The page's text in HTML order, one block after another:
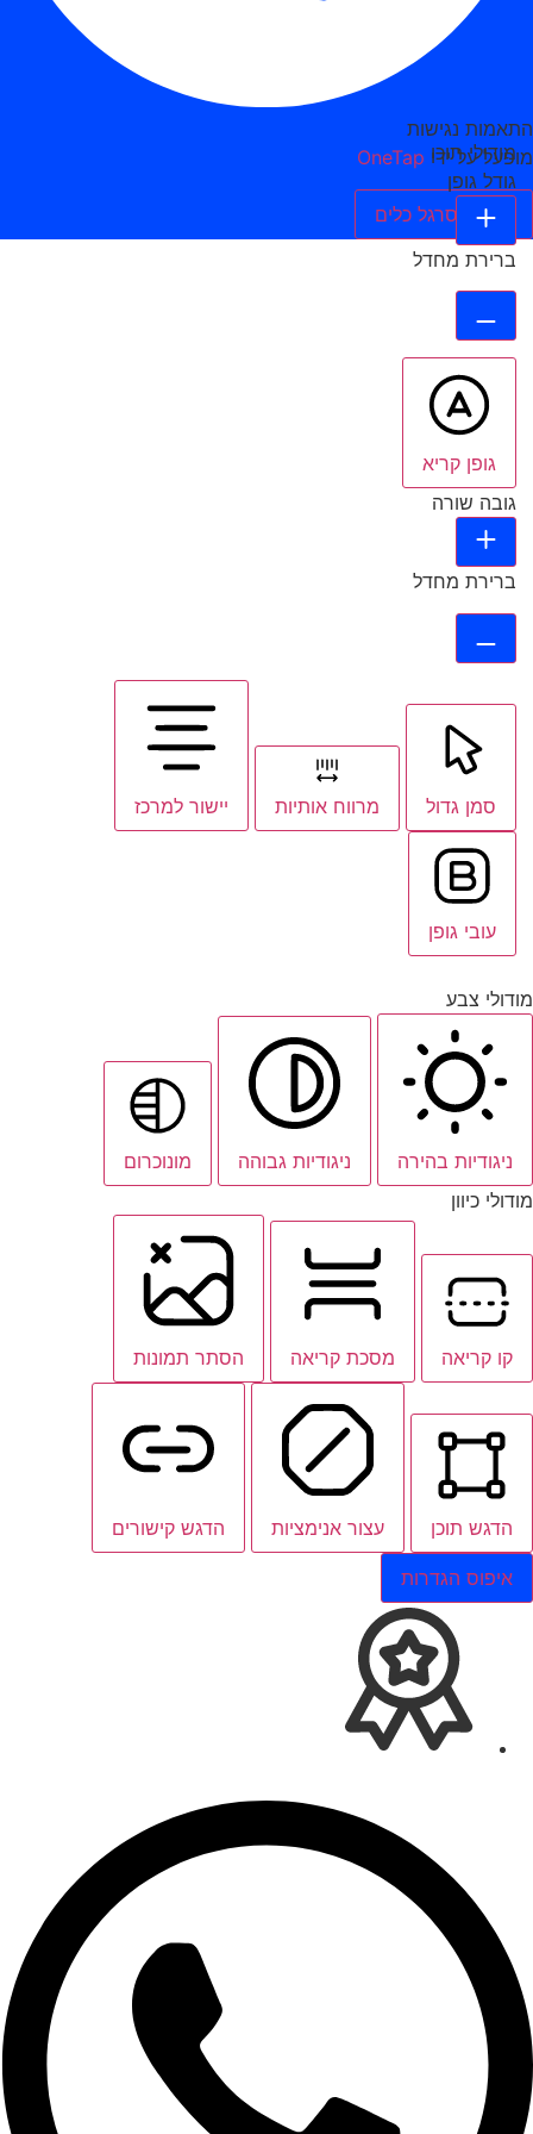
התאמות נגישות
מופעל על ידי OneTap
הסתר סרגל כלים
מודולי תוכן
גודל גופן
ברירת מחדל
גופן קריא
גובה שורה
ברירת מחדל
סמן גדול מרווח אותיות יישור למרכז
עובי גופן
מודולי צבע
ניגודיות בהירה ניגודיות גבוהה
מונוכרום
מודולי כיוון
קו קריאה מסכת קריאה הסתר תמונות
הדגש תוכן עצור אנימציות הדגש קישורים
איפוס הגדרות